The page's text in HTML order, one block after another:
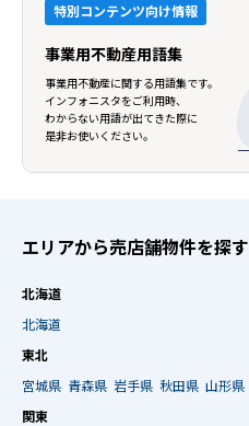
特別コンテンツ向け情報
事業用不動産用語集
事業用不動産に関する用語集です。
インフォニスタをご利用時、
わからない用語が出てきた際に
是非お使いください。
エリアから売店舗物件を探す
北海道
北海道
東北
宮城県 青森県 岩手県 秋田県 山形県
関東